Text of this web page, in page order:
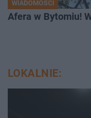
WIADOMOŚCI
Afera w Bytomiu!
LOKALNIE: